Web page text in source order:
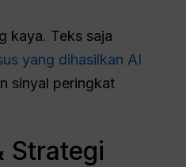
kaya. Teks saja
yang dihasilkan AI
sinyal peringkat
Strategi